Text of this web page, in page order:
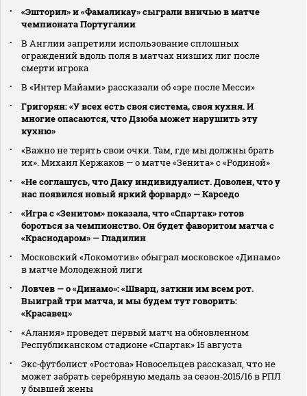
«Эшторил» и «Фамаликау» сыграли вничью в матче
чемпионата Португалии
В Англии запретили использование сплошных
ограждений вдоль поля в матчах низших лиг после
смерти игрока
В «Интер Майами» рассказали об «эре после Месси»
Григорян: «У всех есть своя система, своя кухня. И
многие опасаются, что Дзюба может нарушить эту
кухню»
«Важно не терять свои очки. Там, где мы должны брать
их». Михаил Кержаков — о матче «Зенита» с «Родиной»
«Не соглашусь, что Даку индивидуалист. Доволен, что у
нас появился новый яркий форвард» — Карседо
«Игра с «Зенитом» показала, что «Спартак» готов
бороться за чемпионство. Он будет фаворитом матча с
«Краснодаром» — Гладилин
Московский «Локомотив» обыграл московское «Динамо»
в матче Молодежной лиги
Ловчев — о «Динамо»: «Шварц, заткни им всем рот.
Выиграй три матча, и мы будем тут говорить:
«Красавец»
«Алания» проведет первый матч на обновленном
Республиканском стадионе «Спартак» 15 августа
Экс‑футболист «Ростова» Новосельцев рассказал, что не
может забрать серебряную медаль за сезон‑2015/16 в РПЛ
у бывшей жены